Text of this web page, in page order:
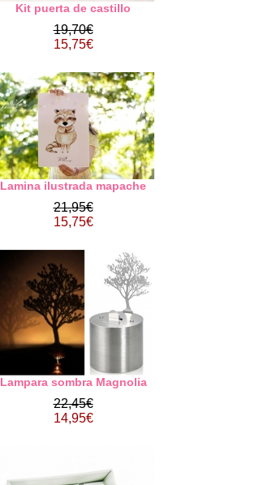
Kit puerta de castillo
19,70€
15,75€
Lamina ilustrada mapache
21,95€
15,75€
Lampara sombra Magnolia
22,45€
14,95€